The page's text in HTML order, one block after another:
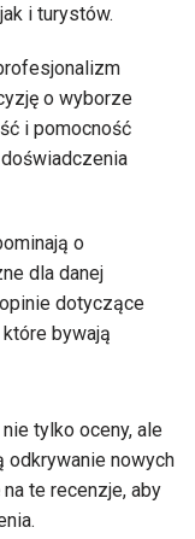
i turystów.
o wyborze
i pomocność
o
dla danej
dotyczące
bywają
tylko oceny, ale
odkrywanie nowych
te recenzje, aby